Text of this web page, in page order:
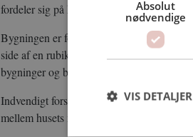
fordeler sig på kollegieboliger,
Bygningen er formet som en kube med
side af en rubiks-terning. Derved bliver
bygninger og byrum, en åbning der også
Indvendigt forskyder rum og etager sig i
mellem husets mange aktiviteter.
Absolut
nødvendige
VIS DETALJER